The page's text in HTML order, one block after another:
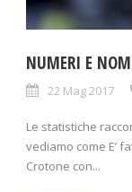
NUMERI E
22 Mag 2017
Le statistiche
vediamo come E’
Crotone con...